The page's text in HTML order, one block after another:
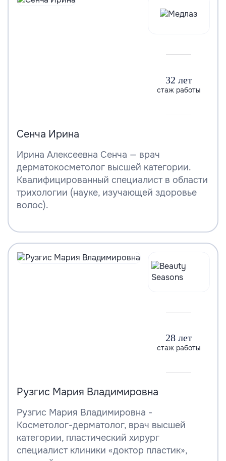
32 лет
стаж работы
Сенча Ирина
Ирина Алексеевна Сенча — врач
дерматокосметолог высшей категории.
Квалифицированный специалист в области
трихологии (науке, изучающей здоровье
волос).
28 лет
стаж работы
Рузгис Мария Владимировна
Рузгис Мария Владимировна -
Косметолог-дерматолог, врач высшей
категории, пластический хирург
специалист клиники «доктор пластик»,